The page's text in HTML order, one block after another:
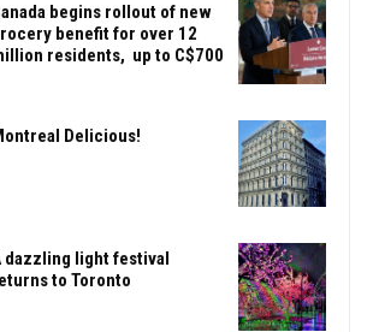
begins rollout of new
benefit for over 12
residents, up to C$700
Delicious!
dazzling light festival
to Toronto